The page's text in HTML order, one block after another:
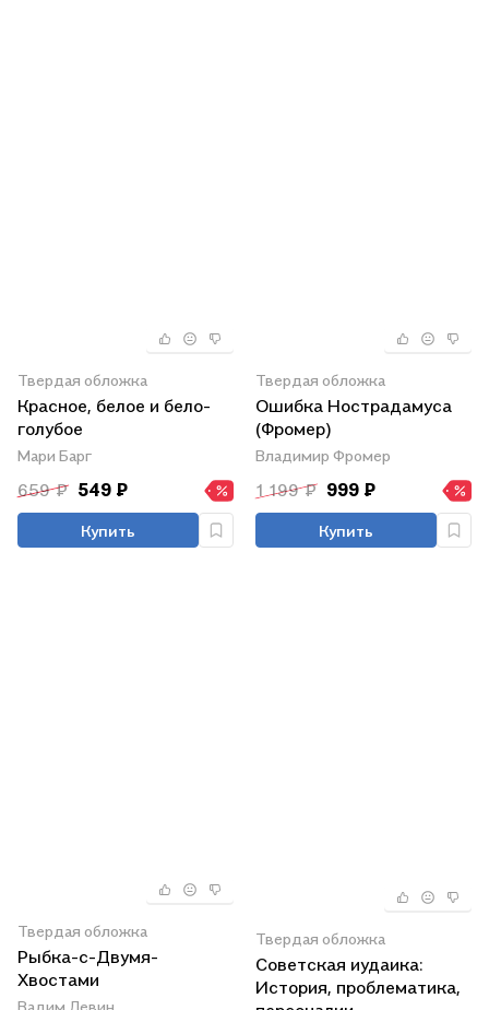
Твердая обложка
Красное, белое и бело-
голубое
Мари Барг
659 ₽ 549 ₽
Купить
Твердая обложка
Ошибка Нострадамуса
(Фромер)
Владимир Фромер
1 199 ₽ 999 ₽
Купить
Твердая обложка
Рыбка-с-Двумя-
Хвостами
Твердая обложка
Советская иудаика:
История, проблематика,